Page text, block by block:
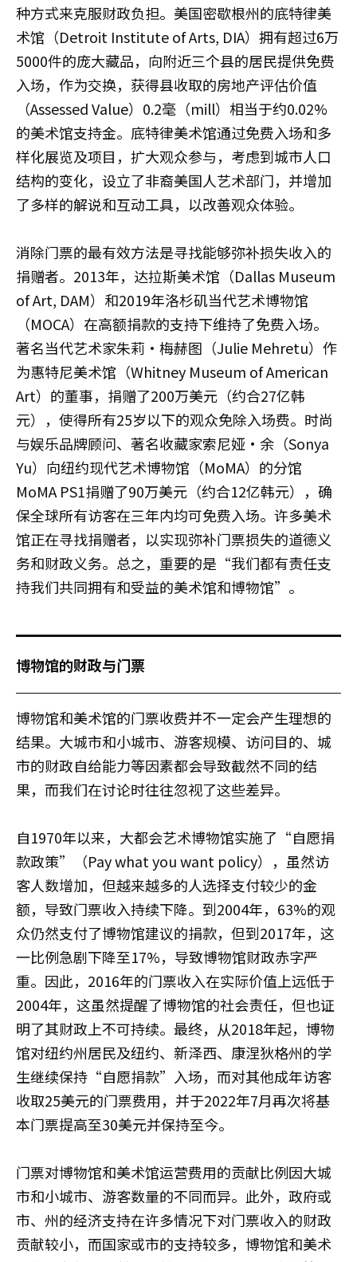
种方式来克服财政负担。美国密歇根州的底特律美
术馆（Detroit Institute of Arts, DIA）拥有超过6万
5000件的庞大藏品，向附近三个县的居民提供免费
入场，作为交换，获得县收取的房地产评估价值
（Assessed Value）0.2毫（mill）相当于约0.02%
的美术馆支持金。底特律美术馆通过免费入场和多
样化展览及项目，扩大观众参与，考虑到城市人口
结构的变化，设立了非裔美国人艺术部门，并增加
了多样的解说和互动工具，以改善观众体验。
消除门票的最有效方法是寻找能够弥补损失收入的
捐赠者。2013年，达拉斯美术馆（Dallas Museum
of Art, DAM）和2019年洛杉矶当代艺术博物馆
（MOCA）在高额捐款的支持下维持了免费入场。
著名当代艺术家朱莉·梅赫图（Julie Mehretu）作
为惠特尼美术馆（Whitney Museum of American
Art）的董事，捐赠了200万美元（约合27亿韩
元），使得所有25岁以下的观众免除入场费。时尚
与娱乐品牌顾问、著名收藏家索尼娅·余（Sonya
Yu）向纽约现代艺术博物馆（MoMA）的分馆
MoMA PS1捐赠了90万美元（约合12亿韩元），确
保全球所有访客在三年内均可免费入场。许多美术
馆正在寻找捐赠者，以实现弥补门票损失的道德义
务和财政义务。总之，重要的是“我们都有责任支
持我们共同拥有和受益的美术馆和博物馆”。
博物馆的财政与门票
博物馆和美术馆的门票收费并不一定会产生理想的
结果。大城市和小城市、游客规模、访问目的、城
市的财政自给能力等因素都会导致截然不同的结
果，而我们在讨论时往往忽视了这些差异。
自1970年以来，大都会艺术博物馆实施了“自愿捐
款政策”（Pay what you want policy），虽然访
客人数增加，但越来越多的人选择支付较少的金
额，导致门票收入持续下降。到2004年，63%的观
众仍然支付了博物馆建议的捐款，但到2017年，这
一比例急剧下降至17%，导致博物馆财政赤字严
重。因此，2016年的门票收入在实际价值上远低于
2004年，这虽然提醒了博物馆的社会责任，但也证
明了其财政上不可持续。最终，从2018年起，博物
馆对纽约州居民及纽约、新泽西、康涅狄格州的学
生继续保持“自愿捐款”入场，而对其他成年访客
收取25美元的门票费用，并于2022年7月再次将基
本门票提高至30美元并保持至今。
门票对博物馆和美术馆运营费用的贡献比例因大城
市和小城市、游客数量的不同而异。此外，政府或
市、州的经济支持在许多情况下对门票收入的财政
贡献较小，而国家或市的支持较多，博物馆和美术